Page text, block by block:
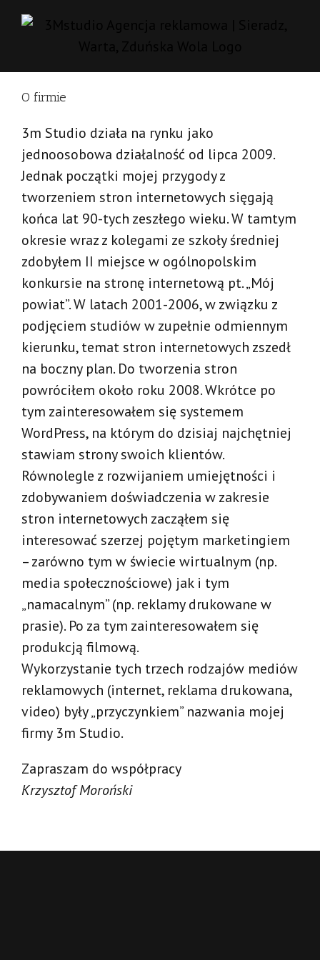
Skip
O firmie
3m Studio działa na rynku jako
jednoosobowa działalność od lipca 2009.
Jednak początki mojej przygody z
tworzeniem stron internetowych sięgają
końca lat 90-tych zeszłego wieku. W tamtym
okresie wraz z kolegami ze szkoły średniej
zdobyłem II miejsce w ogólnopolskim
konkursie na stronę internetową pt. „Mój
powiat”. W latach 2001-2006, w związku z
podjęciem studiów w zupełnie odmiennym
kierunku, temat stron internetowych zszedł
na boczny plan. Do tworzenia stron
powróciłem około roku 2008. Wkrótce po
tym zainteresowałem się systemem
WordPress, na którym do dzisiaj najchętniej
stawiam strony swoich klientów.
Równolegle z rozwijaniem umiejętności i
zdobywaniem doświadczenia w zakresie
stron internetowych zacząłem się
interesować szerzej pojętym marketingiem
– zarówno tym w świecie wirtualnym (np.
media społecznościowe) jak i tym
„namacalnym” (np. reklamy drukowane w
prasie). Po za tym zainteresowałem się
produkcją filmową.
Wykorzystanie tych trzech rodzajów mediów
reklamowych (internet, reklama drukowana,
video) były „przyczynkiem” nazwania mojej
firmy 3m Studio.
Zapraszam do współpracy
Krzysztof Moroński